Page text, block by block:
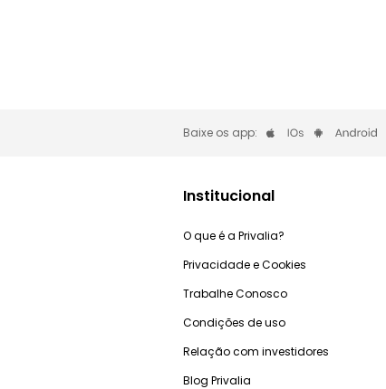
Baixe os app:
Institucional
O que é a Privalia?
Privacidade e Cookies
Trabalhe Conosco
Condições de uso
Relação com investidores
Blog Privalia